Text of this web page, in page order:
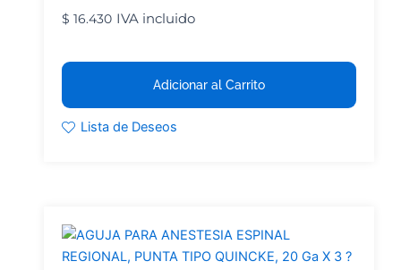
$ 16.430 IVA incluido
Adicionar al Carrito
Lista de Deseos